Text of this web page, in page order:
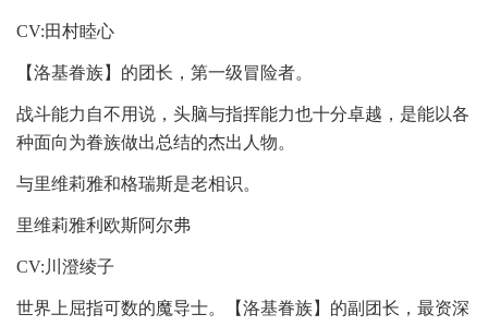
CV:田村睦心
【洛基眷族】的团长，第一级冒险者。
战斗能力自不用说，头脑与指挥能力也十分卓越，是能以各
种面向为眷族做出总结的杰出人物。
与里维莉雅和格瑞斯是老相识。
里维莉雅利欧斯阿尔弗
CV:川澄绫子
世界上屈指可数的魔导士。【洛基眷族】的副团长，最资深